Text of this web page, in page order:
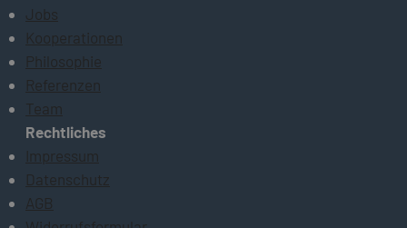
Jobs
Kooperationen
Philosophie
Referenzen
Team
Rechtliches
Impressum
Datenschutz
AGB